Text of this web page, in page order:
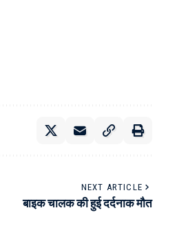
NEXT ARTICLE
बाइक चालक की हुई दर्दनाक मौत